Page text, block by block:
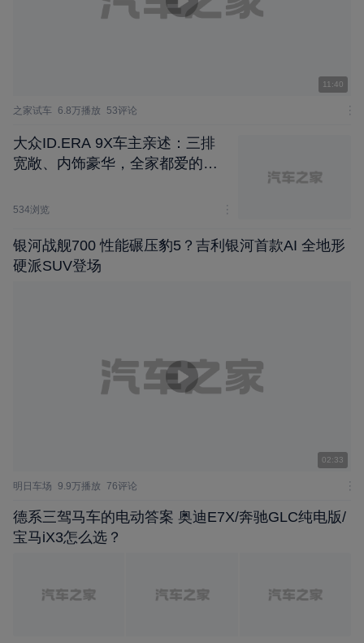
11:40
之家试车 6.8万播放 53评论
大众ID.ERA 9X车主亲述：三排
宽敞、内饰豪华，全家都爱的家
534浏览
银河战舰700 性能碾压豹5？吉利银河首款AI 全地形
硬派SUV登场
02:33
明日车场 9.9万播放 76评论
德系三驾马车的电动答案 奥迪E7X/奔驰GLC纯电版/
宝马iX3怎么选？